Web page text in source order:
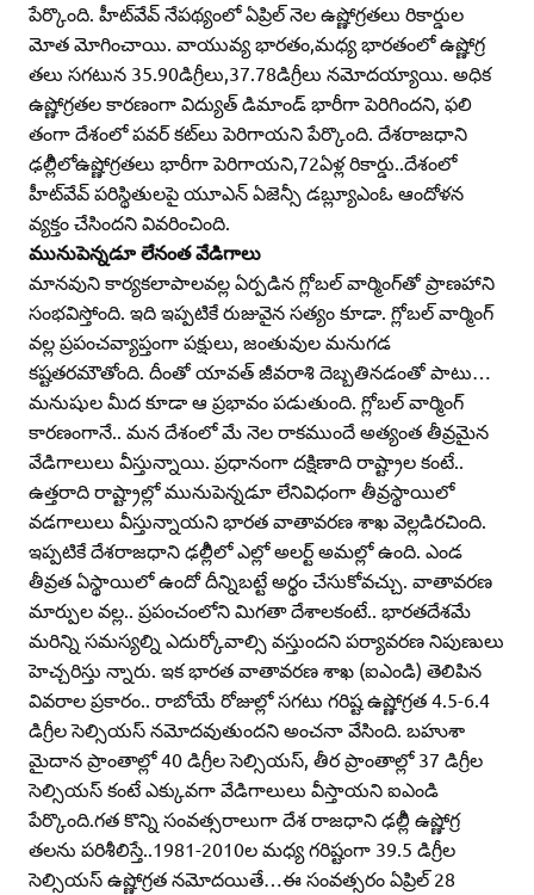
పేర్కొంది. హీట్‌వేవ్‌ నేపథ్యంలో ఏప్రిల్‌ నెల ఉష్ణోగ్రతలు రికార్డుల
మోత మోగించాయి. వాయువ్య భారతం,మధ్య భారతంలో ఉష్ణోగ్ర
తలు సగటున 35.90డిగ్రీలు,37.78డిగ్రీలు నమోదయ్యాయి. అధిక
ఉష్ణోగ్రతల కారణంగా విద్యుత్‌ డిమాండ్‌ భారీగా పెరిగిందని, ఫలి
తంగా దేశంలో పవర్‌ కట్‌లు పెరిగాయని పేర్కొంది. దేశరాజధాని
ఢల్లీిలోఉష్ణోగ్రతలు భారీగా పెరిగాయని,72ఏళ్ల రికార్డు..దేశంలో
హీట్‌వేవ్‌ పరిస్థితులపై యూఎన్‌ ఏజెన్సీ డబ్ల్యూఎంఓ ఆందోళన
వ్యక్తం చేసిందని వివరించింది.
మునుపెన్నడూ లేనంత వేడిగాలు
మానవుని కార్యకలాపాలవల్ల ఏర్పడిన గ్లోబల్‌ వార్మింగ్‌తో ప్రాణహాని
సంభవిస్తోంది. ఇది ఇప్పటికే రుజువైన సత్యం కూడా. గ్లోబల్‌ వార్మింగ్‌
వల్ల ప్రపంచవ్యాప్తంగా పక్షులు, జంతువుల మనుగడ
కష్టతరమౌతోంది. దీంతో యావత్‌ జీవరాశి దెబ్బతినడంతో పాటు…
మనుషుల మీద కూడా ఆ ప్రభావం పడుతుంది. గ్లోబల్‌ వార్మింగ్‌
కారణంగానే.. మన దేశంలో మే నెల రాకముందే అత్యంత తీవ్రమైన
వేడిగాలులు వీస్తున్నాయి. ప్రధానంగా దక్షిణాది రాష్ట్రాల కంటే..
ఉత్తరాది రాష్ట్రాల్లో మునుపెన్నడూ లేనివిధంగా తీవ్రస్థాయిలో
వడగాలులు వీస్తున్నాయని భారత వాతావరణ శాఖ వెల్లడిరచింది.
ఇప్పటికే దేశరాజధాని ఢల్లీిలో ఎల్లో అలర్ట్‌ అమల్లో ఉంది. ఎండ
తీవ్రత ఏస్థాయిలో ఉందో దీన్నిబట్టే అర్థం చేసుకోవచ్చు. వాతావరణ
మార్పుల వల్ల.. ప్రపంచంలోని మిగతా దేశాలకంటే.. భారతదేశమే
మరిన్ని సమస్యల్ని ఎదుర్కోవాల్సి వస్తుందని పర్యావరణ నిపుణులు
హెచ్చరిస్తు న్నారు. ఇక భారత వాతావరణ శాఖ (ఐఎండి) తెలిపిన
వివరాల ప్రకారం.. రాబోయే రోజుల్లో సగటు గరిష్ట ఉష్ణోగ్రత 4.5-6.4
డిగ్రీల సెల్సియస్‌ నమోదవుతుందని అంచనా వేసింది. బహుశా
మైదాన ప్రాంతాల్లో 40 డిగ్రీల సెల్సియస్‌, తీర ప్రాంతాల్లో 37 డిగ్రీల
సెల్సియస్‌ కంటే ఎక్కువగా వేడిగాలులు వీస్తాయని ఐఎండి
పేర్కొంది.గత కొన్ని సంవత్సరాలుగా దేశ రాజధాని ఢల్లీి ఉష్ణోగ్ర
తలను పరిశీలిస్తే..1981-2010ల మధ్య గరిష్టంగా 39.5 డిగ్రీల
సెల్సియస్‌ ఉష్ణోగ్రత నమోదయితే…ఈ సంవత్సరం ఏప్రిల్‌ 28